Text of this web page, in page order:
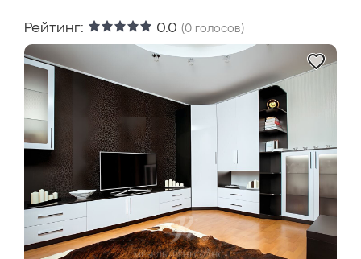
Рейтинг: 0.0 (0 голосов)